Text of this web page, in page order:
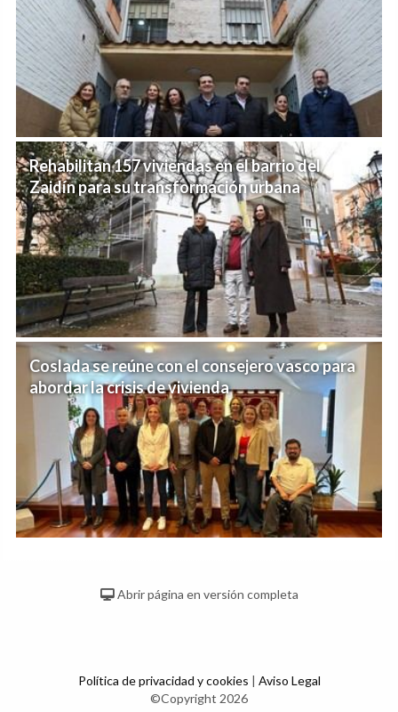
Rehabilitan 157 viviendas en el barrio del
Zaidín para su transformación urbana
Coslada se reúne con el consejero vasco para
abordar la crisis de vivienda
Abrir página en versión completa
Política de privacidad y cookies | Aviso Legal
©Copyright 2026